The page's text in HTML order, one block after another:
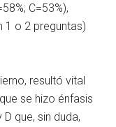
C=53%),
1 o 2 preguntas)
resultó vital
se hizo énfasis
que, sin duda,